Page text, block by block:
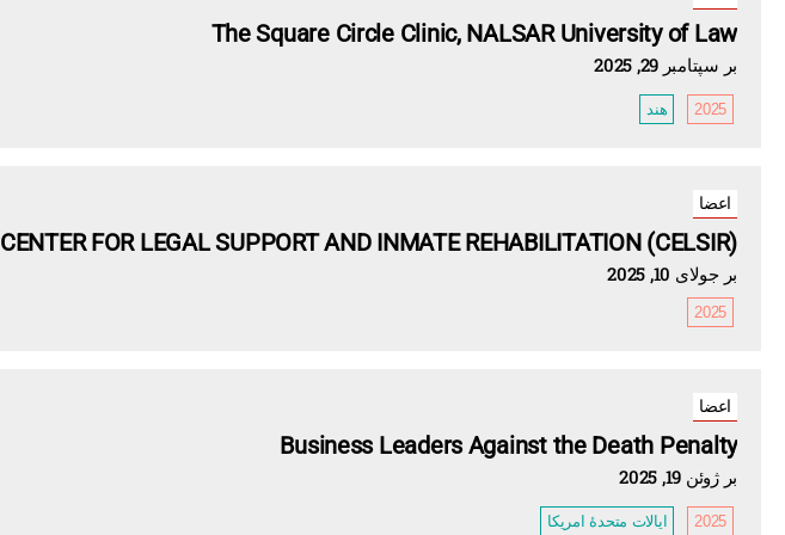
The Square Circle Clinic, NALSAR University of Law
بر سپتامبر 29, 2025
2025 هند
اعضا
CENTER FOR LEGAL SUPPORT AND INMATE REHABILITATION (CELSIR)
بر جولای 10, 2025
2025
اعضا
Business Leaders Against the Death Penalty
بر ژوئن 19, 2025
2025 ایالات متحدهٔ امریکا